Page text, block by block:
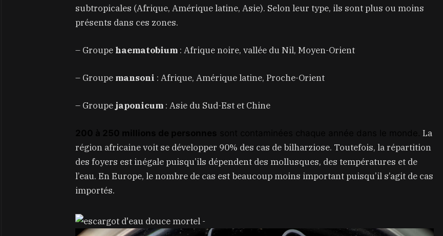
subtropicales (Afrique, Amérique latine, Asie). Selon leur type, ils sont plus ou moins
présents dans ces zones.
– Groupe haematobium: Afrique noire, vallée du Nil, Moyen-Orient
– Groupe mansoni : Afrique, Amérique latine, Proche-Orient
– Groupe japonicum: Asie du Sud-Est et Chine
La
région africaine voit se développer 90% des cas de bilharziose. Toutefois, la répartition
des foyers est inégale puisqu’ils dépendent des mollusques, des températures et de
l’eau. En Europe, le nombre de cas est beaucoup moins important puisqu’il s’agit de cas
importés.